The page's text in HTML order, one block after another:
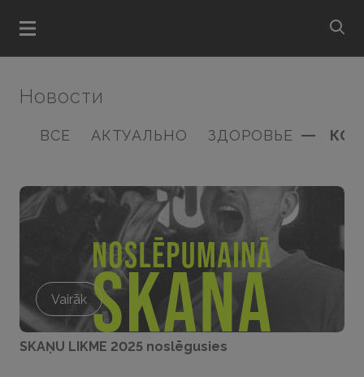
Открыть меню
Новости
ВСЕ АКТУАЛЬНО ЗДОРОВЬЕ
Vairāk
SKAŅU LIKME 2025 noslēgusies